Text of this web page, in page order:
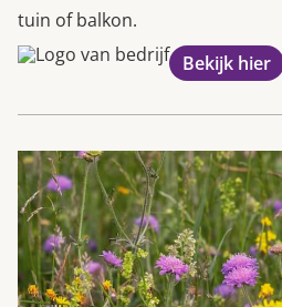
tuin of balkon.
Bekijk hier